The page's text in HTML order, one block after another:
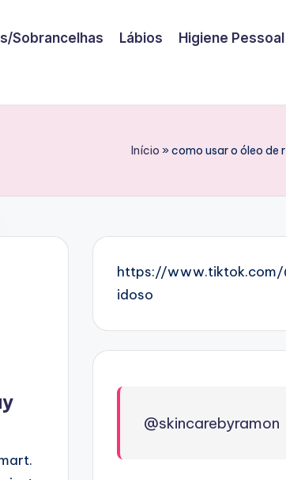
Sobrancelhas Lábios Higiene Pessoal
Início »como usar o óleo de
https://www.tiktok.com/
idoso
@skincarebyramon